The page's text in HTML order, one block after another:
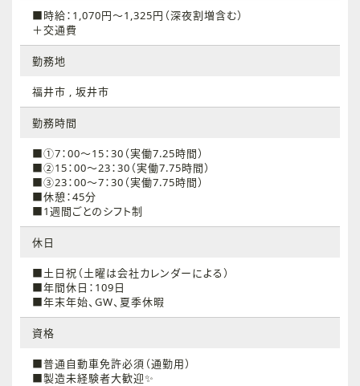
■時給：1,070円～1,325円（深夜割増含む）
＋交通費
勤務地
福井市 , 坂井市
勤務時間
■①7：00～15：30（実働7.25時間）
■②15：00～23：30（実働7.75時間）
■③23：00～7：30（実働7.75時間）
■休憩：45分
■1週間ごとのシフト制
休日
■土日祝（土曜は会社カレンダーによる）
■年間休日：109日
■年末年始、GW、夏季休暇
資格
■普通自動車免許必須（通勤用）
■製造未経験者大歓迎✨